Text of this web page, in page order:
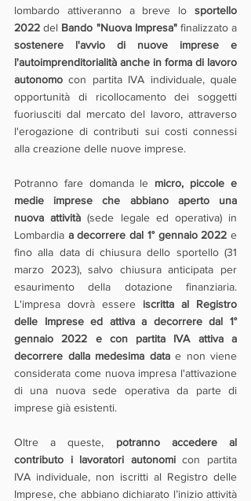
lombardo attiveranno a breve lo sportello
2022 del Bando "Nuova Impresa"
sostenere l'avvio di nuove imprese e
l'autoimprenditorialità anche in forma di lavoro
autonomo con partita IVA individuale, quale
opportunità di ricollocamento dei soggetti
fuoriusciti dal mercato del lavoro, attraverso
l'erogazione di contributi sui costi connessi
alla creazione delle nuove imprese.
Potranno fare domanda le micro, piccole e
medie imprese che abbiano aperto una
nuova attività (sede legale ed operativa) in
Lombardia a decorrere dal 1° gennaio 2022 e
fino alla data di chiusura dello sportello (31
marzo 2023), salvo chiusura anticipata per
esaurimento della dotazione finanziaria.
L'impresa dovrà essere iscritta al Registro
delle Imprese ed attiva a decorrere dal 1°
gennaio 2022 e con partita IVA attiva a
decorrere dalla medesima data e non viene
considerata come nuova impresa l'attivazione
di una nuova sede operativa da parte di
imprese già esistenti.
Oltre a queste, potranno accedere al
contributo i lavoratori autonomi con partita
IVA individuale, non iscritti al Registro delle
Imprese, che abbiano dichiarato l’inizio attività